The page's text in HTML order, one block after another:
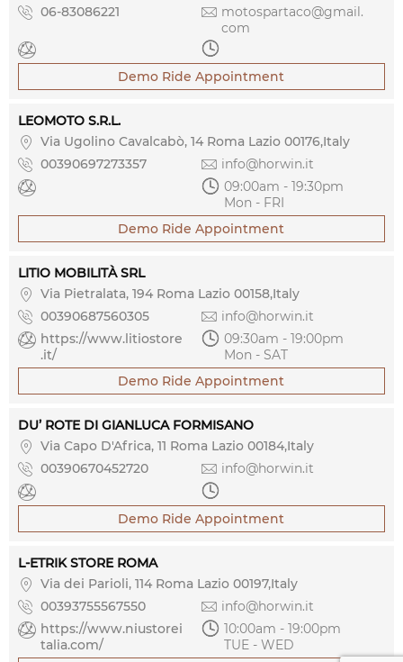
 06-83086221  motospartaco@gmail.
com
 
Demo Ride Appointment
LEOMOTO S.R.L.
 Via Ugolino Cavalcabò, 14 Roma Lazio 00176,Italy
 00390697273357  info@horwin.it
  09:00am - 19:30pm
Mon - FRI
Demo Ride Appointment
LITIO MOBILITÀ SRL
 Via Pietralata, 194 Roma Lazio 00158,Italy
 00390687560305  info@horwin.it
 https://www.litiostore
.it/
 09:30am - 19:00pm
Mon - SAT
Demo Ride Appointment
DU’ ROTE DI GIANLUCA FORMISANO
 Via Capo D'Africa, 11 Roma Lazio 00184,Italy
 00390670452720  info@horwin.it
 
Demo Ride Appointment
L-ETRIK STORE ROMA
 Via dei Parioli, 114 Roma Lazio 00197,Italy
 00393755567550  info@horwin.it
 https://www.niustorei
talia.com/
 10:00am - 19:00pm
TUE - WED